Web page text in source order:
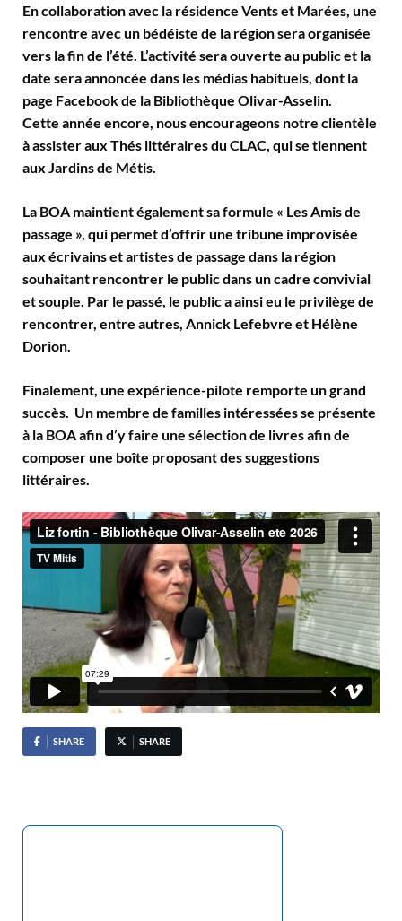
En collaboration avec la résidence Vents et Marées, une
rencontre avec un bédéiste de la région sera organisée
vers la fin de l’été. L’activité sera ouverte au public et la
date sera annoncée dans les médias habituels, dont la
page Facebook de la Bibliothèque Olivar-Asselin.
Cette année encore, nous encourageons notre clientèle
à assister aux Thés littéraires du CLAC, qui se tiennent
aux Jardins de Métis.
La BOA maintient également sa formule « Les Amis de
passage », qui permet d’offrir une tribune improvisée
aux écrivains et artistes de passage dans la région
souhaitant rencontrer le public dans un cadre convivial
et souple. Par le passé, le public a ainsi eu le privilège de
rencontrer, entre autres, Annick Lefebvre et Hélène
Dorion.
Finalement, une expérience-pilote remporte un grand
succès. Un membre de familles intéressées se présente
à la BOA afin d’y faire une sélection de livres afin de
composer une boîte proposant des suggestions
littéraires.
SHARE SHARE